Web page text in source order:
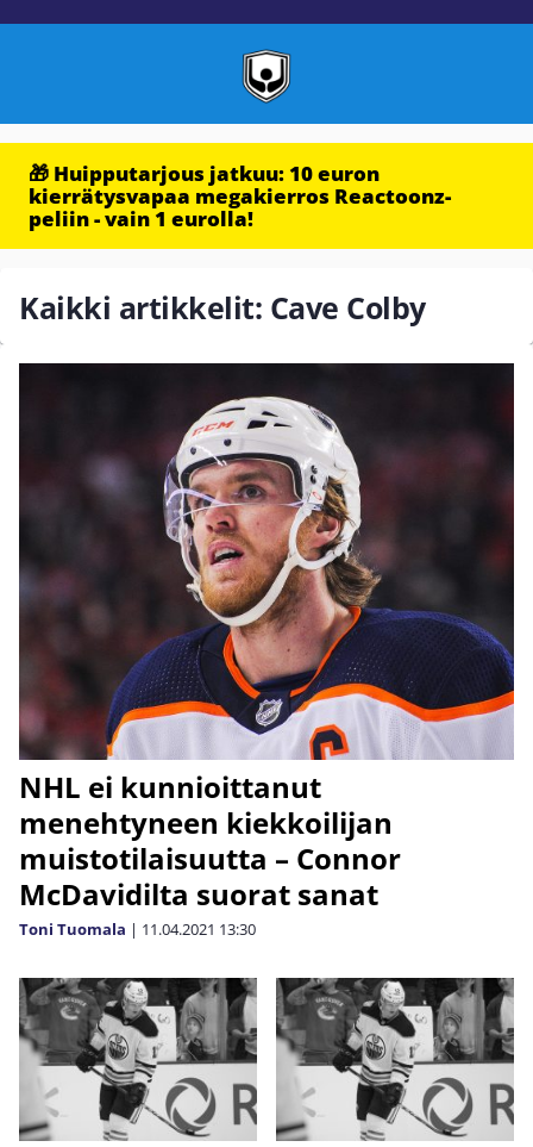
🎁 Huipputarjous jatkuu: 10 euron
kierrätysvapaa megakierros Reactoonz-
peliin - vain 1 eurolla!
Kaikki artikkelit: Cave Colby
NHL ei kunnioittanut
menehtyneen kiekkoilijan
muistotilaisuutta – Connor
McDavidilta suorat sanat
Toni Tuomala | 11.04.2021 13:30